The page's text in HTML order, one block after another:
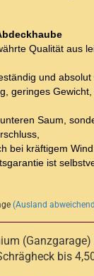
Qualität aus
und absolut
geringes Gewicht,
Saum,
bei kräftigem Wind.
ist
(Ausland
(Ganzgarage)
bis